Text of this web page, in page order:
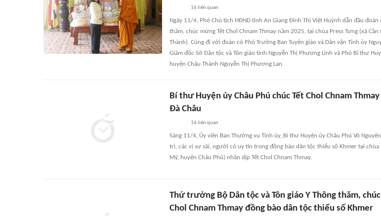
16 liên quan
Ngày 11/4, Phó Chủ tịch HĐND tỉnh An Giang Đinh Thị Việt Huỳnh dẫn đầu đoàn
thăm, chúc mừng Tết Chol Chnam Thmay năm 2025, tại chùa Press Tưng (xã Cần
Thành). Cùng đi với đoàn có Phó Trưởng Ban Tuyên giáo và Dân vận Tỉnh ủy
Giám đốc Sở Dân tộc và Tôn giáo tỉnh Nguyễn Thị Phương Linh và Phó Bí thư
huyện Châu Thành Nguyễn Thị Phương Lan.
Bí thư Huyện ủy Châu Phú chúc Tết Chol Chnam
Đà Châu
16 liên quan
Sáng 11/4, Ủy viên Ban Thường vụ Tỉnh ủy, Bí thư Huyện ủy Châu Phú Võ
trì, các vị sư sãi, người có uy tín trong đồng bào dân tộc thiểu số Khmer tại chùa
Mỹ, huyện Châu Phú) nhân dịp Tết Chol Chnam Thmay.
Thứ trưởng Bộ Dân tộc và Tôn giáo Y Thông thăm,
Chol Chnam Thmay đồng bào dân tộc thiểu số Khmer